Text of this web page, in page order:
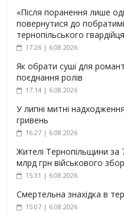
«Після поранення лише
повернутися до
тернопільського гвардійця
17:26 | 6.08.2026
Як обрати суші для
поєднання ролів
17:14 | 6.08.2026
У липні митні
гривень
16:27 | 6.08.2026
Жителі Тернопільщини за
млрд грн військового
15:31 | 6.08.2026
Смертельна знахідка в
15:07 | 6.08.2026